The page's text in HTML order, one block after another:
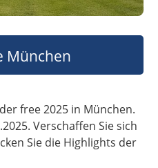
München
free 2025 in München.
Verschaffen Sie sich
Sie die Highlights der